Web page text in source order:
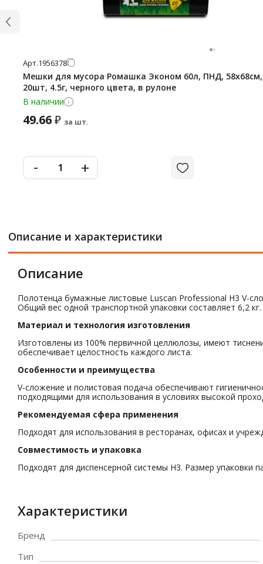
Арт.1956378
Мешки для мусора Ромашка Эконом 60л, ПНД,
20шт, 4.5г, черного цвета, в рулоне
В наличии
49.66₽ за шт.
- +
Описание и характеристики
Описание
Полотенца бумажные листовые Luscan Professional H3 V-
Общий вес одной транспортной упаковки составляет 6,2 кг.
Материал и технология изготовления
Изготовлены из 100% первичной целлюлозы, имеют
обеспечивает целостность каждого листа.
Особенности и преимущества
V-сложение и полистовая подача обеспечивают
подходящими для использования в условиях высокой
Рекомендуемая сфера применения
Подходят для использования в ресторанах, офисах и
Совместимость и упаковка
Подходят для диспенсерной системы H3. Размер упаковки
Характеристики
Бренд
Тип